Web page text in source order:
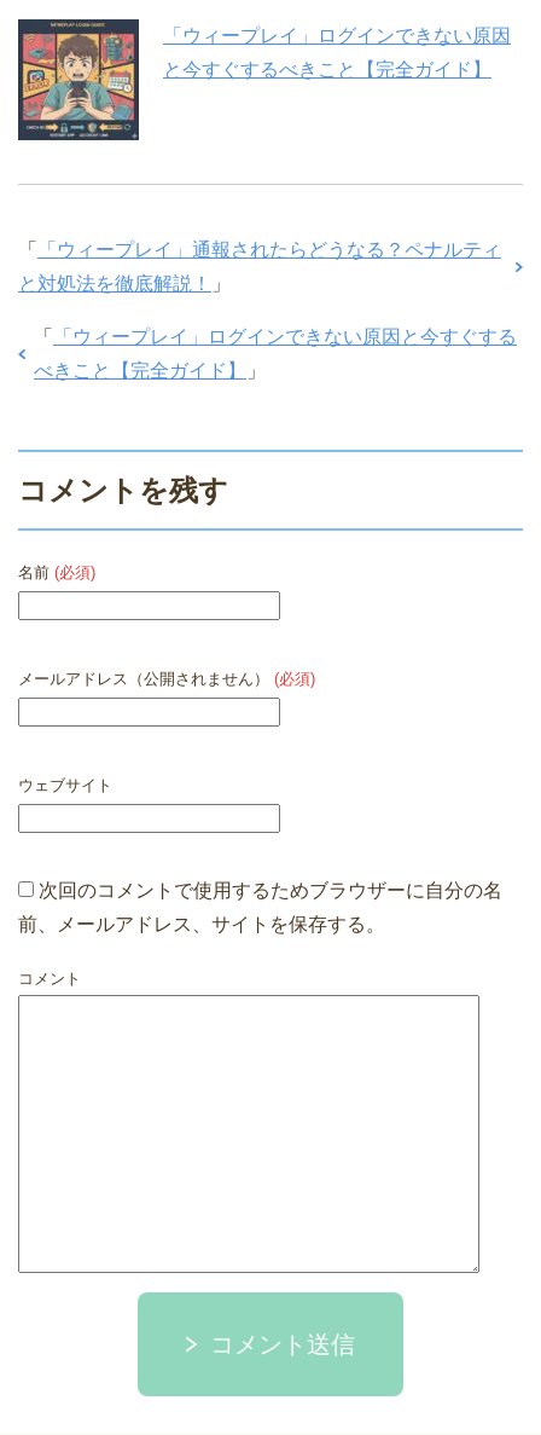
「ウィープレイ」ログインできない原因
と今すぐするべきこと【完全ガイド】
「
「ウィープレイ」通報されたらどうなる？ペナルティ
と対処法を徹底解説！
」
「
「ウィープレイ」ログインできない原因と今すぐする
べきこと【完全ガイド】
」
コメントを残す
名前 (必須)
メールアドレス（公開されません） (必須)
ウェブサイト
次回のコメントで使用するためブラウザーに自分の名
前、メールアドレス、サイトを保存する。
コメント
コメント送信